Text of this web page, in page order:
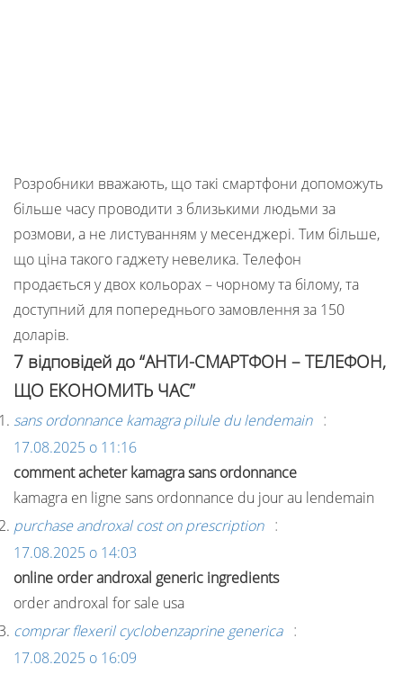
Розробники вважають, що такі смартфони допоможуть
більше часу проводити з близькими людьми за
розмови, а не листуванням у месенджері. Тим більше,
що ціна такого гаджету невелика. Телефон
продається у двох кольорах – чорному та білому, та
доступний для попереднього замовлення за 150
доларів.
7 відповідей до “АНТИ-СМАРТФОН – ТЕЛЕФОН,
ЩО ЕКОНОМИТЬ ЧАС”
sans ordonnance kamagra pilule du lendemain :
17.08.2025 о 11:16
comment acheter kamagra sans ordonnance
kamagra en ligne sans ordonnance du jour au lendemain
purchase androxal cost on prescription :
17.08.2025 о 14:03
online order androxal generic ingredients
order androxal for sale usa
comprar flexeril cyclobenzaprine generica :
17.08.2025 о 16:09